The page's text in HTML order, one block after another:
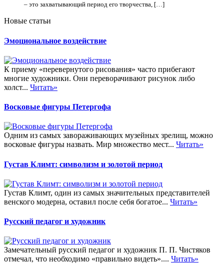
– это захватывающий период его творчества, […]
Новые статьи
Эмоциональное воздействие
К приему «перевернутого рисования» часто прибегают
многие художники. Они переворачивают рисунок либо
холст... Читать»
Восковые фигуры Петергофа
Одним из самых завораживающих музейных зрелищ, можно
восковые фигуры назвать. Мир множество мест... Читать»
Густав Климт: символизм и золотой период
Густав Климт, один из самых значительных представителей
венского модерна, оставил после себя богатое... Читать»
Русский педагог и художник
Замечательный русский педагог и художник П. П. Чистяков
отмечал, что необходимо «правильно видеть».... Читать»